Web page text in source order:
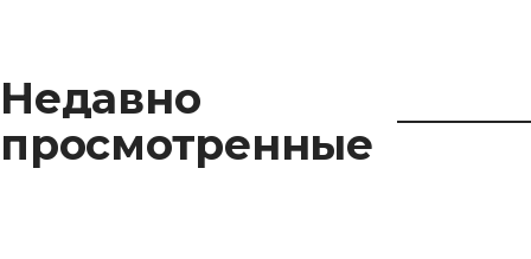
Недавно
просмотренные